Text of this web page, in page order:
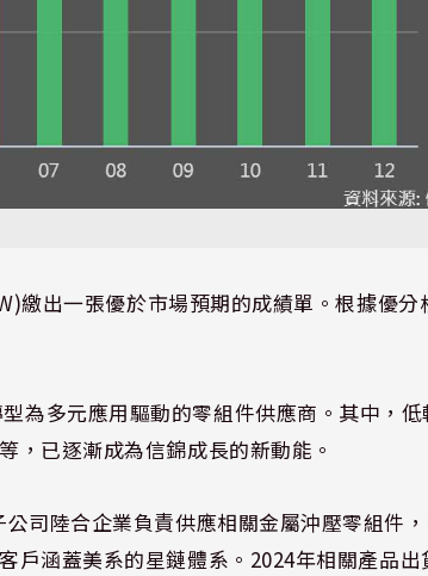
繳出一張優於市場預期的成績單。根據優分
為多元應用驅動的零組件供應商。其中，低
，已逐漸成為信錦成長的新動能。
司陸合企業負責供應相關金屬沖壓零組件
戶涵蓋美系的星鏈體系。2024年相關產品出